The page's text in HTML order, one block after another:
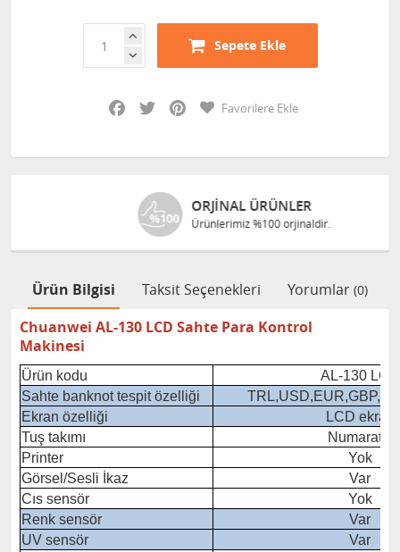
Sepete Ekle
Facebook
Twitter PinterestFavorilere Ekle
ORJINAL ÜRÜNLER
Ürünlerimiz %100 orjinaldir.
Ürün Bilgisi Taksit Seçenekleri Yorumlar (0)
Chuanwei AL-130 LCD Sahte Para Kontrol
Makinesi
Ürün kodu
AL-130 LCD
Sahte banknot tespit özelliği
Ekran özelliği
LCD ekran
Tuş takımı
Numaratik
Printer
Yok
Görsel/Sesli İkaz
Var
Cıs sensör
Yok
Renk sensör
Var
UV sensör
Var